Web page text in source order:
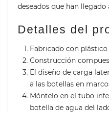
deseados que han
Detalles del
Fabricado con
Construcción
El diseño de carga
a las botellas en
Móntelo en el tubo
botella de agua del